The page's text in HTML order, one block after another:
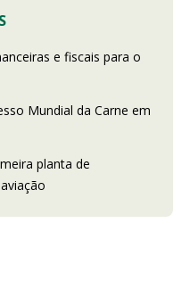
e fiscais para o
Mundial da Carne em
planta de